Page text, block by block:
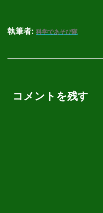
執筆者: 科学であそび隊
コメントを残す